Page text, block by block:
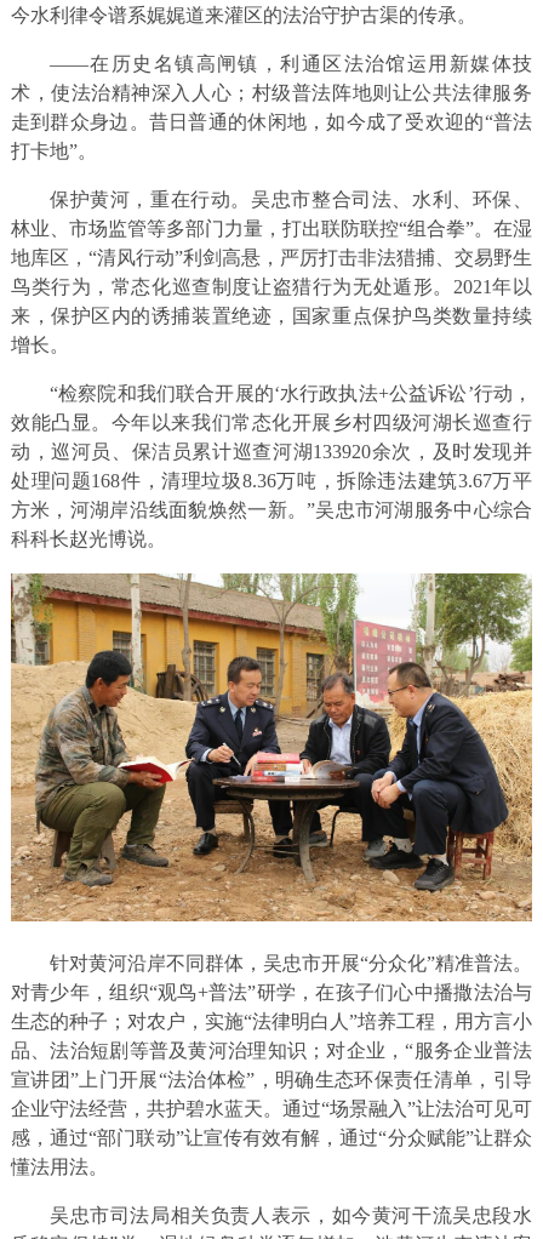
今水利律令谱系娓娓道来灌区的法治守护古渠的传承。
——在历史名镇高闸镇，利通区法治馆运用新媒体技
术，使法治精神深入人心；村级普法阵地则让公共法律服务
走到群众身边。昔日普通的休闲地，如今成了受欢迎的“普法
打卡地”。
保护黄河，重在行动。吴忠市整合司法、水利、环保、
林业、市场监管等多部门力量，打出联防联控“组合拳”。在湿
地库区，“清风行动”利剑高悬，严厉打击非法猎捕、交易野生
鸟类行为，常态化巡查制度让盗猎行为无处遁形。2021年以
来，保护区内的诱捕装置绝迹，国家重点保护鸟类数量持续
增长。
“检察院和我们联合开展的‘水行政执法+公益诉讼’行动，
效能凸显。今年以来我们常态化开展乡村四级河湖长巡查行
动，巡河员、保洁员累计巡查河湖133920余次，及时发现并
处理问题168件，清理垃圾8.36万吨，拆除违法建筑3.67万平
方米，河湖岸沿线面貌焕然一新。”吴忠市河湖服务中心综合
科科长赵光博说。
针对黄河沿岸不同群体，吴忠市开展“分众化”精准普法。
对青少年，组织“观鸟+普法”研学，在孩子们心中播撒法治与
生态的种子；对农户，实施“法律明白人”培养工程，用方言小
品、法治短剧等普及黄河治理知识；对企业，“服务企业普法
宣讲团”上门开展“法治体检”，明确生态环保责任清单，引导
企业守法经营，共护碧水蓝天。通过“场景融入”让法治可见可
感，通过“部门联动”让宣传有效有解，通过“分众赋能”让群众
懂法用法。
吴忠市司法局相关负责人表示，如今黄河干流吴忠段水